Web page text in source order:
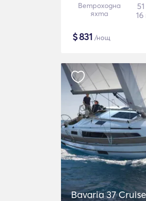
Ветроходна
яхта
16
$831 /нощ
Bavaria 37